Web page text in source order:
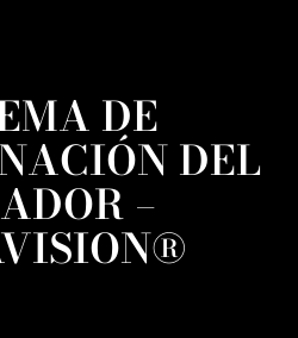
DE
DEL
–